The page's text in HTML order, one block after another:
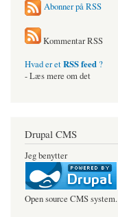
Abonner på RSS
Kommentar RSS
Hvad er etRSS feed ?
- Læs mere om det
Drupal CMS
Jeg benytter
Open source CMS system.